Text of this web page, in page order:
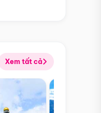
Xem tất cả